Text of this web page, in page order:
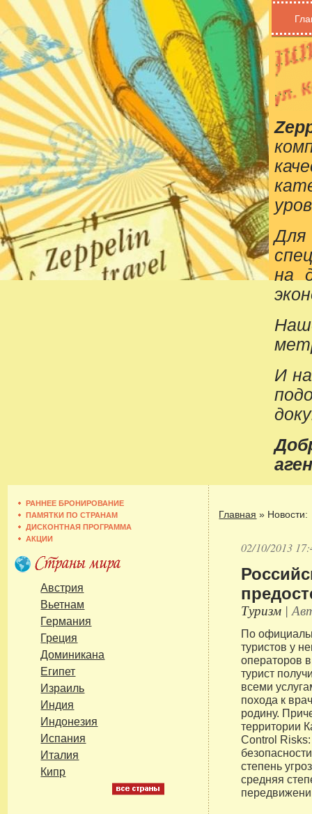
на
И
РАННЕЕ БРОНИРОВАНИЕ
ПАМЯТКИ ПО СТРАНАМ
ДИСКОНТНАЯ ПРОГРАММА
АКЦИИ
Австрия
Вьетнам
Германия
Греция
Доминикана
Египет
Израиль
Индия
Индонезия
Испания
Италия
Кипр
Главная » Новости:
02/10/2013
Туризм |
По
туристов у
операторов
турист
всеми
похода к
родину.
территории
Control
степень
средняя